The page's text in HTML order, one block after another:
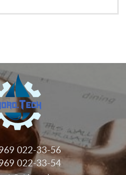
022-33-56
022-33-54